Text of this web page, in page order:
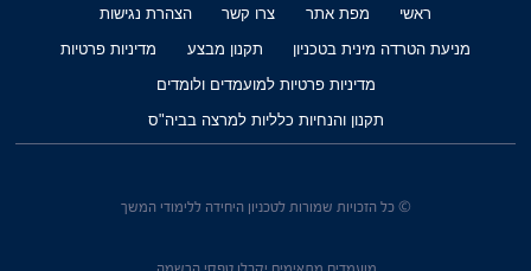
ראשי מפת אתר צרו קשר
הצהרת נגישות
מניעת הטרדה מינית בטכניון
תקנון מבצע
מדיניות פרטיות
מדיניות פרטיות למועמדים ולומדים
תקנון והנחיות כלליות למרצה בביה"ס
© כל הזכויות שמורות לטכניון היחידה ללימודי המשך